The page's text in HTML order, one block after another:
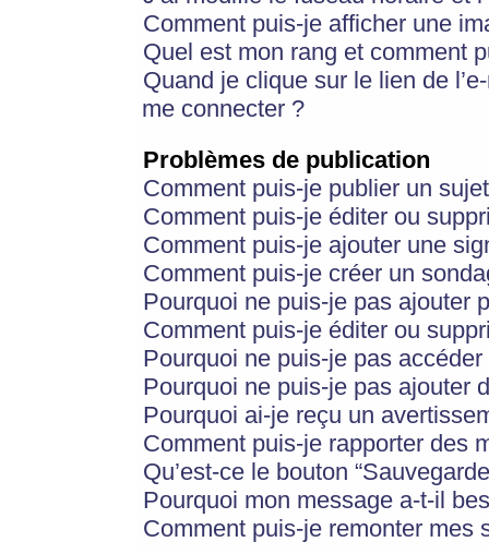
Comment puis-je afficher une
Quel est mon rang et comment
Quand je clique sur le lien de
me connecter ?
Problèmes de publication
Comment puis-je publier un
Comment puis-je éditer ou
Comment puis-je ajouter une
Comment puis-je créer un
Pourquoi ne puis-je pas ajouter
Comment puis-je éditer ou
Pourquoi ne puis-je pas
Pourquoi ne puis-je pas ajouter
Pourquoi ai-je reçu un
Comment puis-je rapporter des
Qu’est-ce le bouton
Pourquoi mon message a-t-il
Comment puis-je remonter mes